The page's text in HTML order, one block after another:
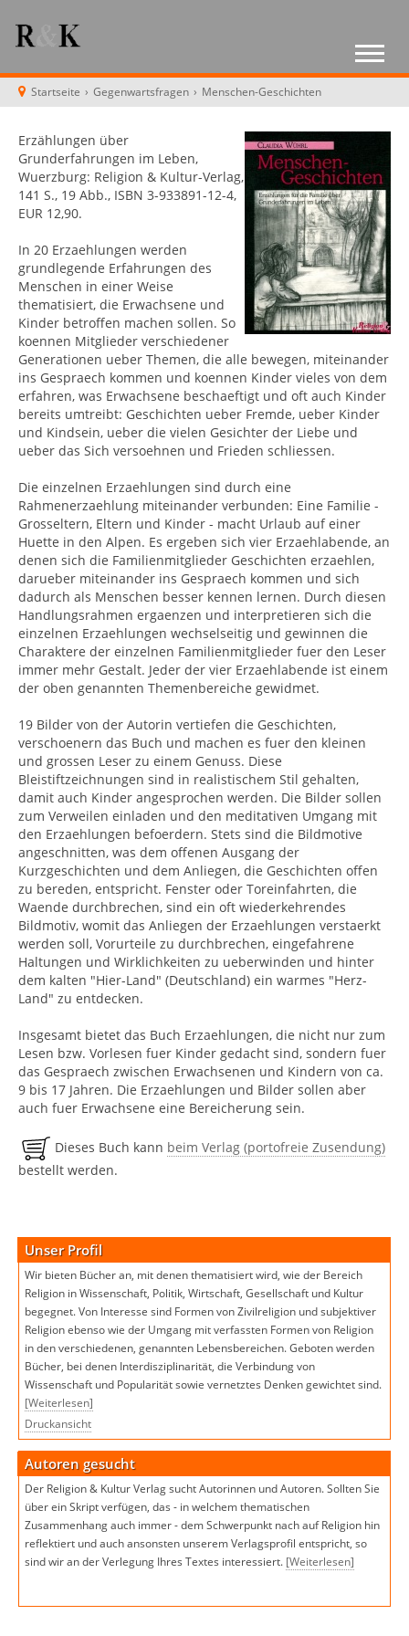
Startseite › Gegenwartsfragen › Menschen-Geschichten
Erzählungen über
Grunderfahrungen im Leben,
Wuerzburg: Religion & Kultur-Verlag,
141 S., 19 Abb., ISBN 3-933891-12-4,
EUR 12,90.
In 20 Erzaehlungen werden
grundlegende Erfahrungen des
Menschen in einer Weise
thematisiert, die Erwachsene und
Kinder betroffen machen sollen. So
koennen Mitglieder verschiedener
Generationen ueber Themen, die alle bewegen, miteinander
ins Gespraech kommen und koennen Kinder vieles von dem
erfahren, was Erwachsene beschaeftigt und oft auch Kinder
bereits umtreibt: Geschichten ueber Fremde, ueber Kinder
und Kindsein, ueber die vielen Gesichter der Liebe und
ueber das Sich versoehnen und Frieden schliessen.
Die einzelnen Erzaehlungen sind durch eine
Rahmenerzaehlung miteinander verbunden: Eine Familie -
Grosseltern, Eltern und Kinder - macht Urlaub auf einer
Huette in den Alpen. Es ergeben sich vier Erzaehlabende, an
denen sich die Familienmitglieder Geschichten erzaehlen,
darueber miteinander ins Gespraech kommen und sich
dadurch als Menschen besser kennen lernen. Durch diesen
Handlungsrahmen ergaenzen und interpretieren sich die
einzelnen Erzaehlungen wechselseitig und gewinnen die
Charaktere der einzelnen Familienmitglieder fuer den Leser
immer mehr Gestalt. Jeder der vier Erzaehlabende ist einem
der oben genannten Themenbereiche gewidmet.
19 Bilder von der Autorin vertiefen die Geschichten,
verschoenern das Buch und machen es fuer den kleinen
und grossen Leser zu einem Genuss. Diese
Bleistiftzeichnungen sind in realistischem Stil gehalten,
damit auch Kinder angesprochen werden. Die Bilder sollen
zum Verweilen einladen und den meditativen Umgang mit
den Erzaehlungen befoerdern. Stets sind die Bildmotive
angeschnitten, was dem offenen Ausgang der
Kurzgeschichten und dem Anliegen, die Geschichten offen
zu bereden, entspricht. Fenster oder Toreinfahrten, die
Waende durchbrechen, sind ein oft wiederkehrendes
Bildmotiv, womit das Anliegen der Erzaehlungen verstaerkt
werden soll, Vorurteile zu durchbrechen, eingefahrene
Haltungen und Wirklichkeiten zu ueberwinden und hinter
dem kalten "Hier-Land" (Deutschland) ein warmes "Herz-
Land" zu entdecken.
Insgesamt bietet das Buch Erzaehlungen, die nicht nur zum
Lesen bzw. Vorlesen fuer Kinder gedacht sind, sondern fuer
das Gespraech zwischen Erwachsenen und Kindern von ca.
9 bis 17 Jahren. Die Erzaehlungen und Bilder sollen aber
auch fuer Erwachsene eine Bereicherung sein.
Dieses Buch kann beim Verlag (portofreie Zusendung)
bestellt werden.
Unser Profil
Wir bieten Bücher an, mit denen thematisiert wird, wie der Bereich
Religion in Wissenschaft, Politik, Wirtschaft, Gesellschaft und Kultur
begegnet. Von Interesse sind Formen von Zivilreligion und subjektiver
Religion ebenso wie der Umgang mit verfassten Formen von Religion
in den verschiedenen, genannten Lebensbereichen. Geboten werden
Bücher, bei denen Interdisziplinarität, die Verbindung von
Wissenschaft und Popularität sowie vernetztes Denken gewichtet sind.
[Weiterlesen]
Druckansicht
Autoren gesucht
Der Religion & Kultur Verlag sucht Autorinnen und Autoren. Sollten Sie
über ein Skript verfügen, das - in welchem thematischen
Zusammenhang auch immer - dem Schwerpunkt nach auf Religion hin
reflektiert und auch ansonsten unserem Verlagsprofil entspricht, so
sind wir an der Verlegung Ihres Textes interessiert. [Weiterlesen]